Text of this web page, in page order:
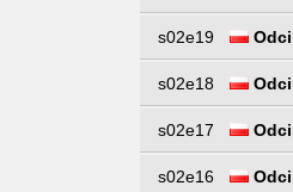
s02e19
s02e18
s02e17
s02e16